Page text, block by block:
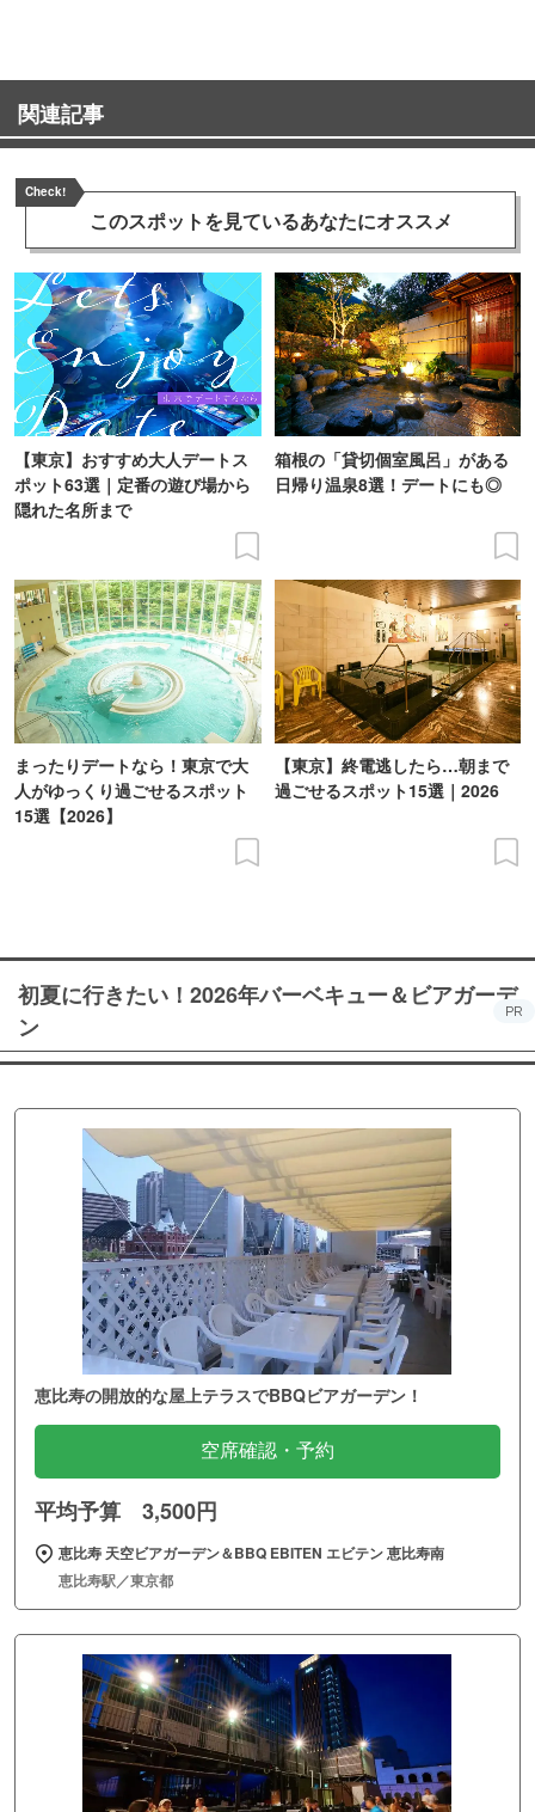
関連記事
Check!
このスポットを見ているあなたにオススメ
【東京】おすすめ大人デートス
ポット63選｜定番の遊び場から
隠れた名所まで
箱根の「貸切個室風呂」がある
日帰り温泉8選！デートにも◎
まったりデートなら！東京で大
人がゆっくり過ごせるスポット
15選【2026】
【東京】終電逃したら…朝まで
過ごせるスポット15選｜2026
初夏に行きたい！2026年バーベキュー＆ビアガーデ
ン
PR
恵比寿の開放的な屋上テラスでBBQビアガーデン！
空席確認・予約
平均予算 3,500円
恵比寿 天空ビアガーデン＆BBQ EBITEN エビテン 恵比寿南
恵比寿駅／東京都